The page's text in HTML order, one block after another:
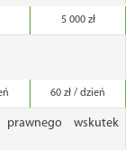
5 000 zł
60 zł / dzień
wskutek